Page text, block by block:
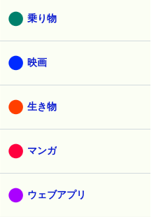
乗り物
映画
生き物
マンガ
ウェブアプリ